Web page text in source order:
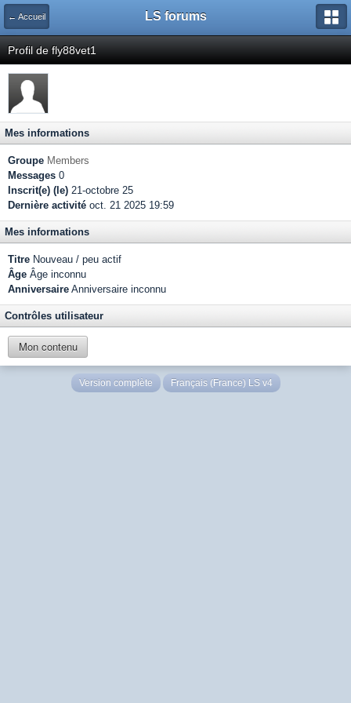
← Accueil LS forums
Profil de fly88vet1
Mes informations
Groupe Members
Messages 0
Inscrit(e) (le) 21-octobre 25
Dernière activité oct. 21 2025 19:59
Mes informations
Titre Nouveau / peu actif
Âge Âge inconnu
Anniversaire Anniversaire inconnu
Contrôles utilisateur
Mon contenu
Version complète Français (France) LS v4